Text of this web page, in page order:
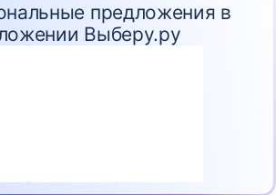
предложения в
Выберу.ру